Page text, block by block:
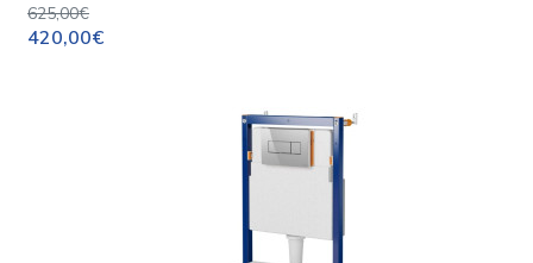
625,00€
420,00€